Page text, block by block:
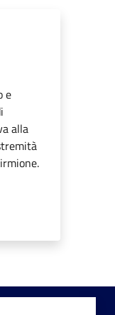
e
alla